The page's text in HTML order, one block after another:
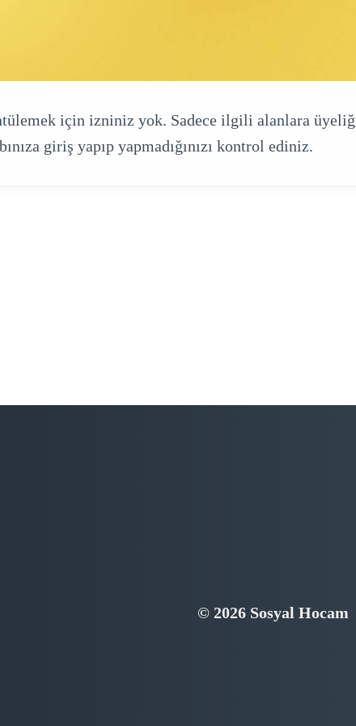
için izniniz yok. Sadece ilgili alanlara
giriş yapıp yapmadığınızı kontrol ediniz.
© 2026 Sosyal Hocam